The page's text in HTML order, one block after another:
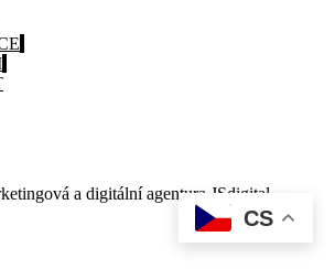
a digitální agentura JSdigital
CS